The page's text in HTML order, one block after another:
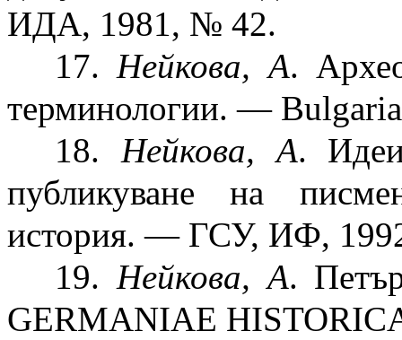
ИДА, 1981, № 42.
17.Нейкова, А.
терминологии. —
18.Нейкова, А.
публикуване на
история. — ГСУ, ИФ,
19. Нейкова, А.
GERMANIAE